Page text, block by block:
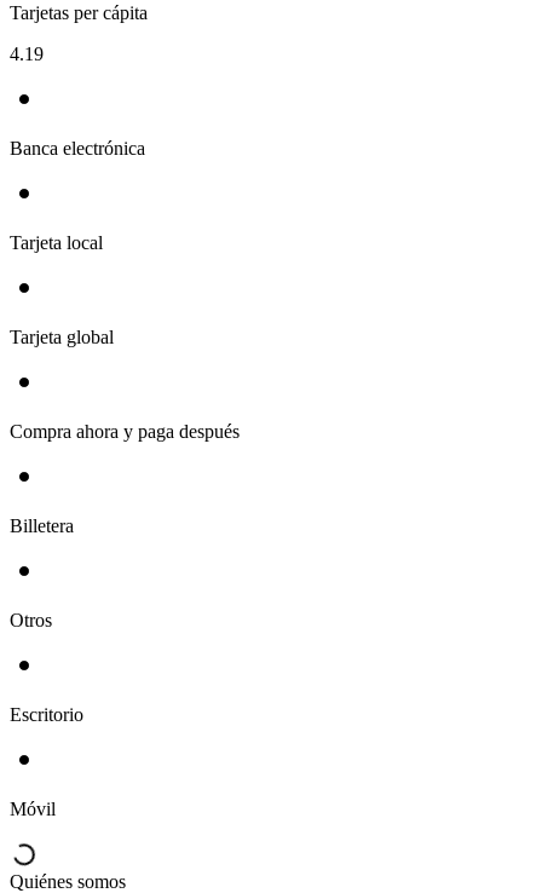
Tarjetas per cápita
4.19
Banca electrónica
Tarjeta local
Tarjeta global
Compra ahora y paga después
Billetera
Otros
Escritorio
Móvil
Quiénes somos